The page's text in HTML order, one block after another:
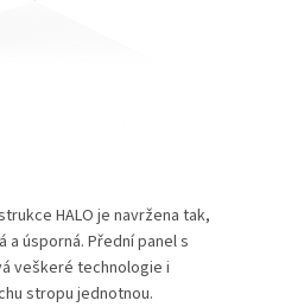
HALO je navržena tak,
a úsporná. Přední panel s
veškeré technologie i
stropu jednotnou.